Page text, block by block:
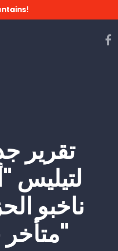
تقرير
لتيليس
ناخبو